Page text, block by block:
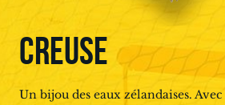
CREUSE
Un bijou des eaux zélandaises.